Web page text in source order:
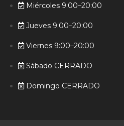
Miércoles 9:00–20:00
Jueves 9:00–20:00
Viernes 9:00–20:00
Sábado CERRADO
Domingo CERRADO